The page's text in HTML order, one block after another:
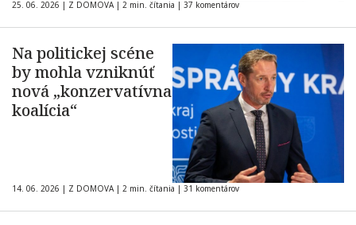
25. 06. 2026 | Z DOMOVA | 2 min. čítania | 37 komentárov
Na politickej scéne
by mohla vzniknúť
nová „konzervatívna
koalícia“
14. 06. 2026 | Z DOMOVA | 2 min. čítania | 31 komentárov